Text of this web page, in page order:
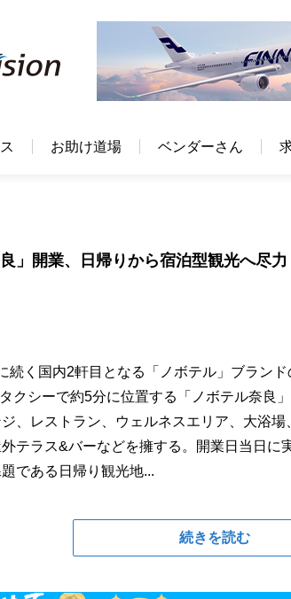
お助け道場 ベンダーさん
」開業、日帰りから宿泊型観光へ尽力
続く国内2軒目となる「ノボテル」ブラン
クシーで約5分に位置する「ノボテル奈良
、レストラン、ウェルネスエリア、大浴
テラス&バーなどを擁する。開業⽇当日
である日帰り観光地...
続きを読む